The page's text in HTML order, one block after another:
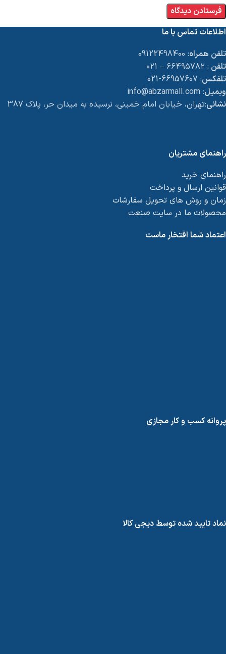
اطلاعات تماس با ما
تلفن همراه: 09122498400
تلفن : ۶۶۴۹۵۷۸۲ – ۰۲۱
تلفکس: 66957607-021
وبمیل: info@abzarmall.com
نشانی:تهران، خیابان امام خمینی، نرسیده به میدان حر، پلاک 387
راهنمای مشتریان
راهنمای خرید
قوانین ارسال و پرداخت
زمان و روش های تحویل سفارشات
محصولات ما در سایت صنعت
اعتماد شما افتخار ماست
پروانه کسب و کار مجازی
نماد تایید شده توسط دیجی کالا